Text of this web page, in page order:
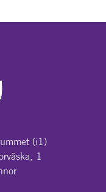
(i1)
1